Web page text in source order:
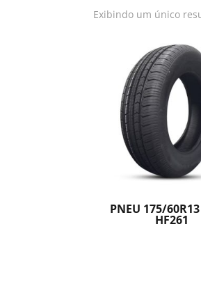
Exibindo um único
PNEU 175/
HF261